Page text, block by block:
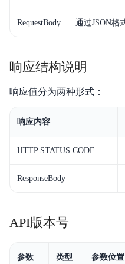
RequestBody 通过JSON格
响应结构说明
响应值分为两种形式：
响应内容
HTTP STATUS CODE
ResponseBody
API版本号
参数 类型 参数位置